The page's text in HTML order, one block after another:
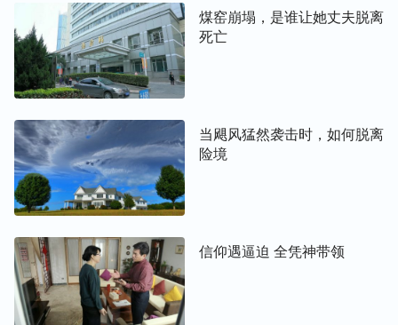
煤窑崩塌，是谁让她丈夫脱离
死亡
当飓风猛然袭击时，如何脱离
险境
信仰遇逼迫 全凭神带领